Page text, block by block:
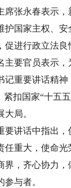
张永春表示，
护国家主权、
促进行政立法良
要官员表示，
记重要讲话精
紧扣国家“十五
局。
讲话中指出，
任重大，使命
界，齐心协力
与者。